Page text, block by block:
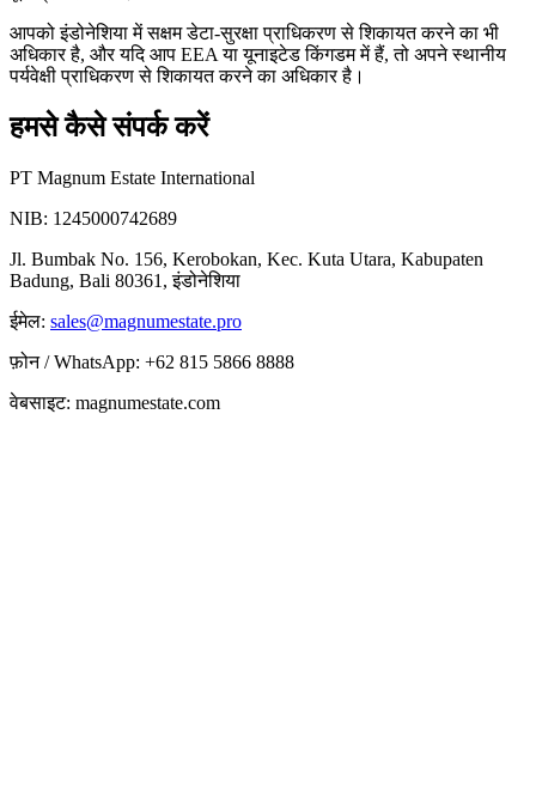
आपको इंडोनेशिया में सक्षम डेटा-सुरक्षा प्राधिकरण से शिकायत करने का भी
अधिकार है, और यदि आप EEA या यूनाइटेड किंगडम में हैं, तो अपने स्थानीय
पर्यवेक्षी प्राधिकरण से शिकायत करने का अधिकार है।
हमसे कैसे संपर्क करें
PT Magnum Estate International
NIB: 1245000742689
Jl. Bumbak No. 156, Kerobokan, Kec. Kuta Utara, Kabupaten
Badung, Bali 80361, इंडोनेशिया
ईमेल: sales@magnumestate.pro
फ़ोन / WhatsApp: +62 815 5866 8888
वेबसाइट: magnumestate.com